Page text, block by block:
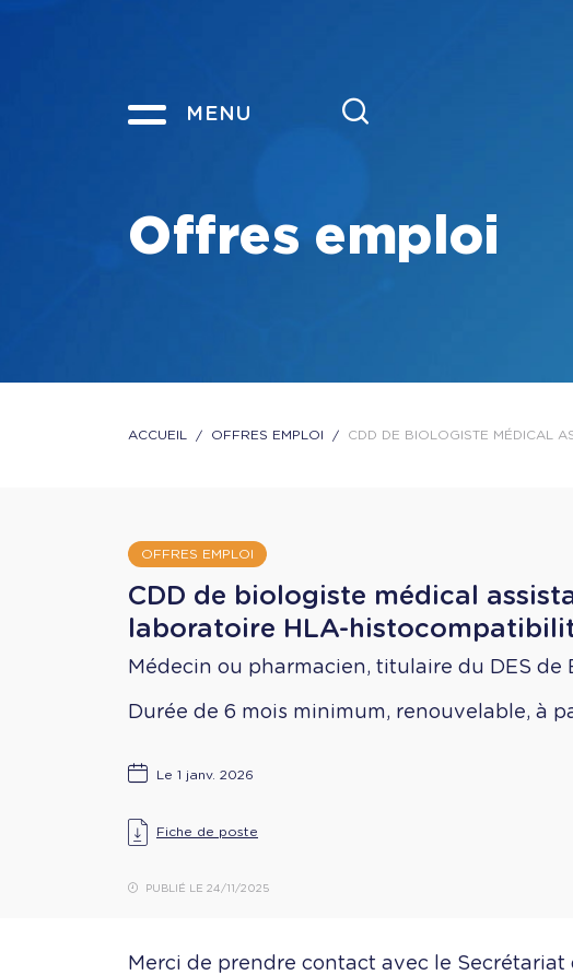
MENU
Offres emploi
ACCUEIL OFFRES EMPLOI CDD DE BIOLOGISTE MÉDICAL
OFFRES EMPLOI
CDD de biologiste médical
laboratoire HLA-
Médecin ou pharmacien, titulaire du DES de
Durée de 6 mois minimum, renouvelable, à
Le 1 janv. 2026
Fiche de poste
PUBLIÉ LE 24/11/2025
Merci de prendre contact avec le Secrétariat